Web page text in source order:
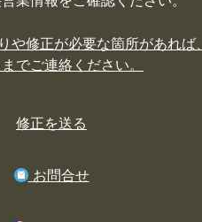
や修正が必要な箇所があれば、
でご連絡ください。
修正を送る
お問合せ